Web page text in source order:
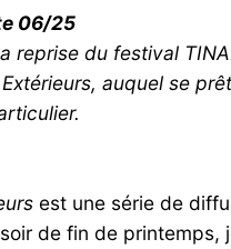
06/25
reprise du festival
auquel se
est une série de
de fin de printemps,